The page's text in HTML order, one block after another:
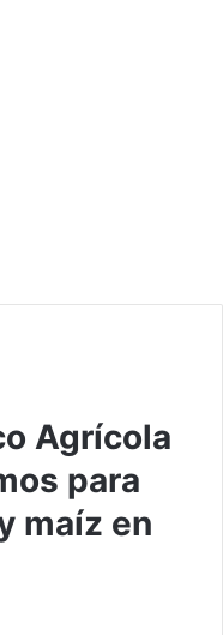
Agrícola
para
maíz en